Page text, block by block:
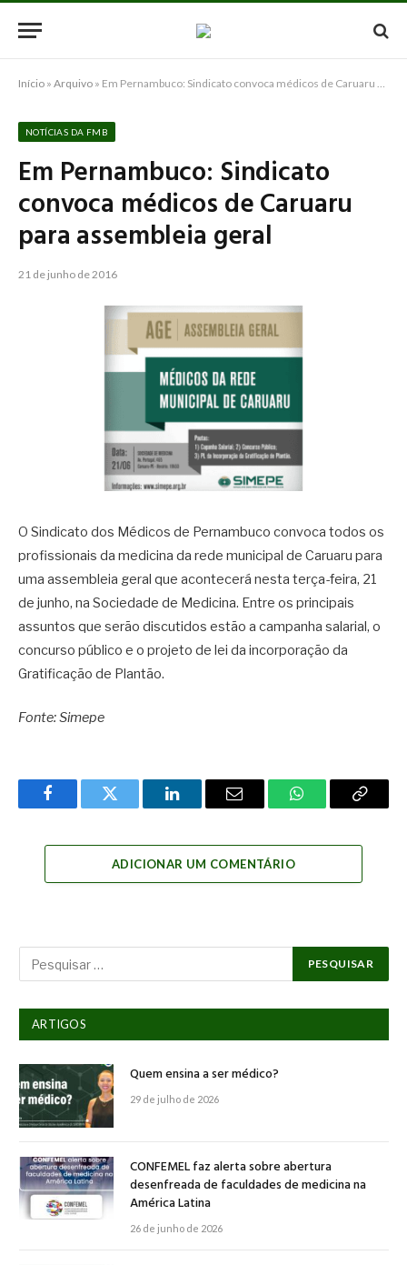
Início » Arquivo » Em Pernambuco: Sindicato convoca médicos de Caruaru para assembleia geral
NOTÍCIAS DA FMB
Em Pernambuco: Sindicato
convoca médicos de Caruaru
para assembleia geral
21 de junho de 2016
O Sindicato dos Médicos de Pernambuco convoca todos os
profissionais da medicina da rede municipal de Caruaru para
uma assembleia geral que acontecerá nesta terça-feira, 21
de junho, na Sociedade de Medicina. Entre os principais
assuntos que serão discutidos estão a campanha salarial, o
concurso público e o projeto de lei da incorporação da
Gratificação de Plantão.
Fonte: Simepe
FacebookTwitter LinkedInEmail WhatsAppCopy
ADICIONAR UM COMENTÁRIO
ARTIGOS
Quem ensina a ser médico?
29 de julho de 2026
CONFEMEL faz alerta sobre abertura
desenfreada de faculdades de medicina na
América Latina
26 de junho de 2026